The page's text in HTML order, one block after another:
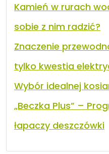
Kamień w rurach
sobie z nim radzić?
Znaczenie
tylko kwestia
Wybór idealnej
„Beczka Plus” –
łapaczy deszczówki